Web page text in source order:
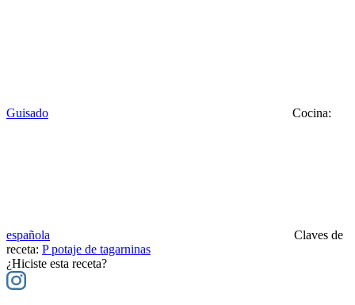
Guisado Cocina:
española
Claves de
receta: P potaje de tagarninas
¿Hiciste esta receta?